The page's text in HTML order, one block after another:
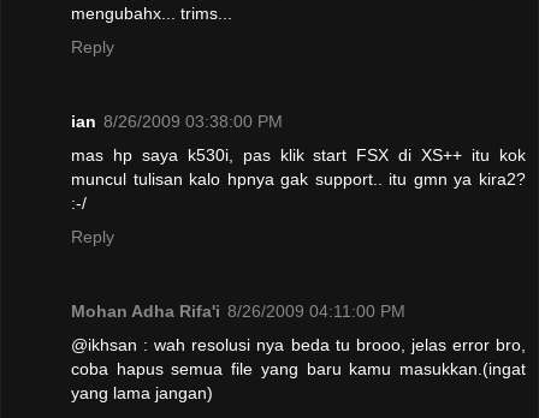
mengubahx... trims...
Reply
ian 8/26/2009 03:38:00 PM
mas hp saya k530i, pas klik start FSX di XS++ itu kok
muncul tulisan kalo hpnya gak support.. itu gmn ya kira2?
:-/
Reply
Mohan Adha Rifa'i 8/26/2009 04:11:00 PM
@ikhsan : wah resolusi nya beda tu brooo, jelas error bro,
coba hapus semua file yang baru kamu masukkan.(ingat
yang lama jangan)